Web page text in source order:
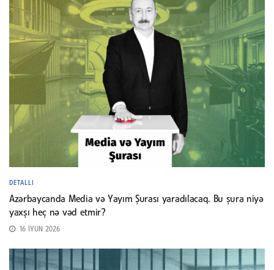
DETALLI
Azərbaycanda Media və Yayım Şurası yaradılacaq. Bu şura niyə
yaxşı heç nə vəd etmir?
16 İYUN 2026